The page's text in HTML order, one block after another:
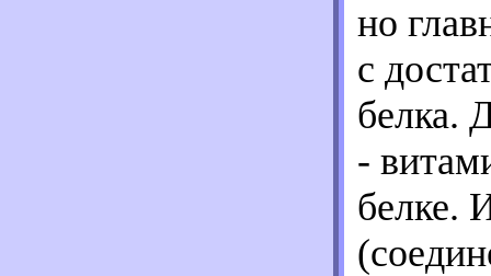
но
с
белка.
-
белке.